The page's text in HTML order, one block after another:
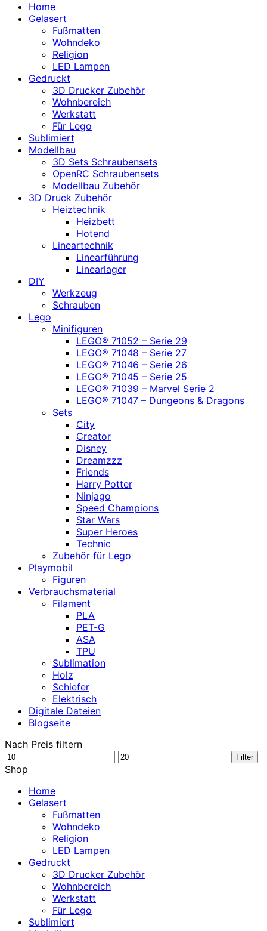
Home
Gelasert
Fußmatten
Wohndeko
Religion
LED Lampen
Gedruckt
3D Drucker Zubehör
Wohnbereich
Werkstatt
Für Lego
Sublimiert
Modellbau
3D Sets Schraubensets
OpenRC Schraubensets
Modellbau Zubehör
3D Druck Zubehör
Heiztechnik
Heizbett
Hotend
Lineartechnik
Linearführung
Linearlager
DIY
Werkzeug
Schrauben
Lego
Minifiguren
LEGO® 71052 – Serie 29
LEGO® 71048 – Serie 27
LEGO® 71046 – Serie 26
LEGO® 71045 – Serie 25
LEGO® 71039 – Marvel Serie 2
LEGO® 71047 – Dungeons & Dragons
Sets
City
Creator
Disney
Dreamzzz
Friends
Harry Potter
Ninjago
Speed Champions
Star Wars
Super Heroes
Technic
Zubehör für Lego
Playmobil
Figuren
Verbrauchsmaterial
Filament
PLA
PET-G
ASA
TPU
Sublimation
Holz
Schiefer
Elektrisch
Digitale Dateien
Blogseite
Nach Preis filtern
Min.
Preis
Max.
Filter
Shop
Home
Gelasert
Fußmatten
Wohndeko
Religion
LED Lampen
Gedruckt
3D Drucker Zubehör
Wohnbereich
Werkstatt
Für Lego
Sublimiert